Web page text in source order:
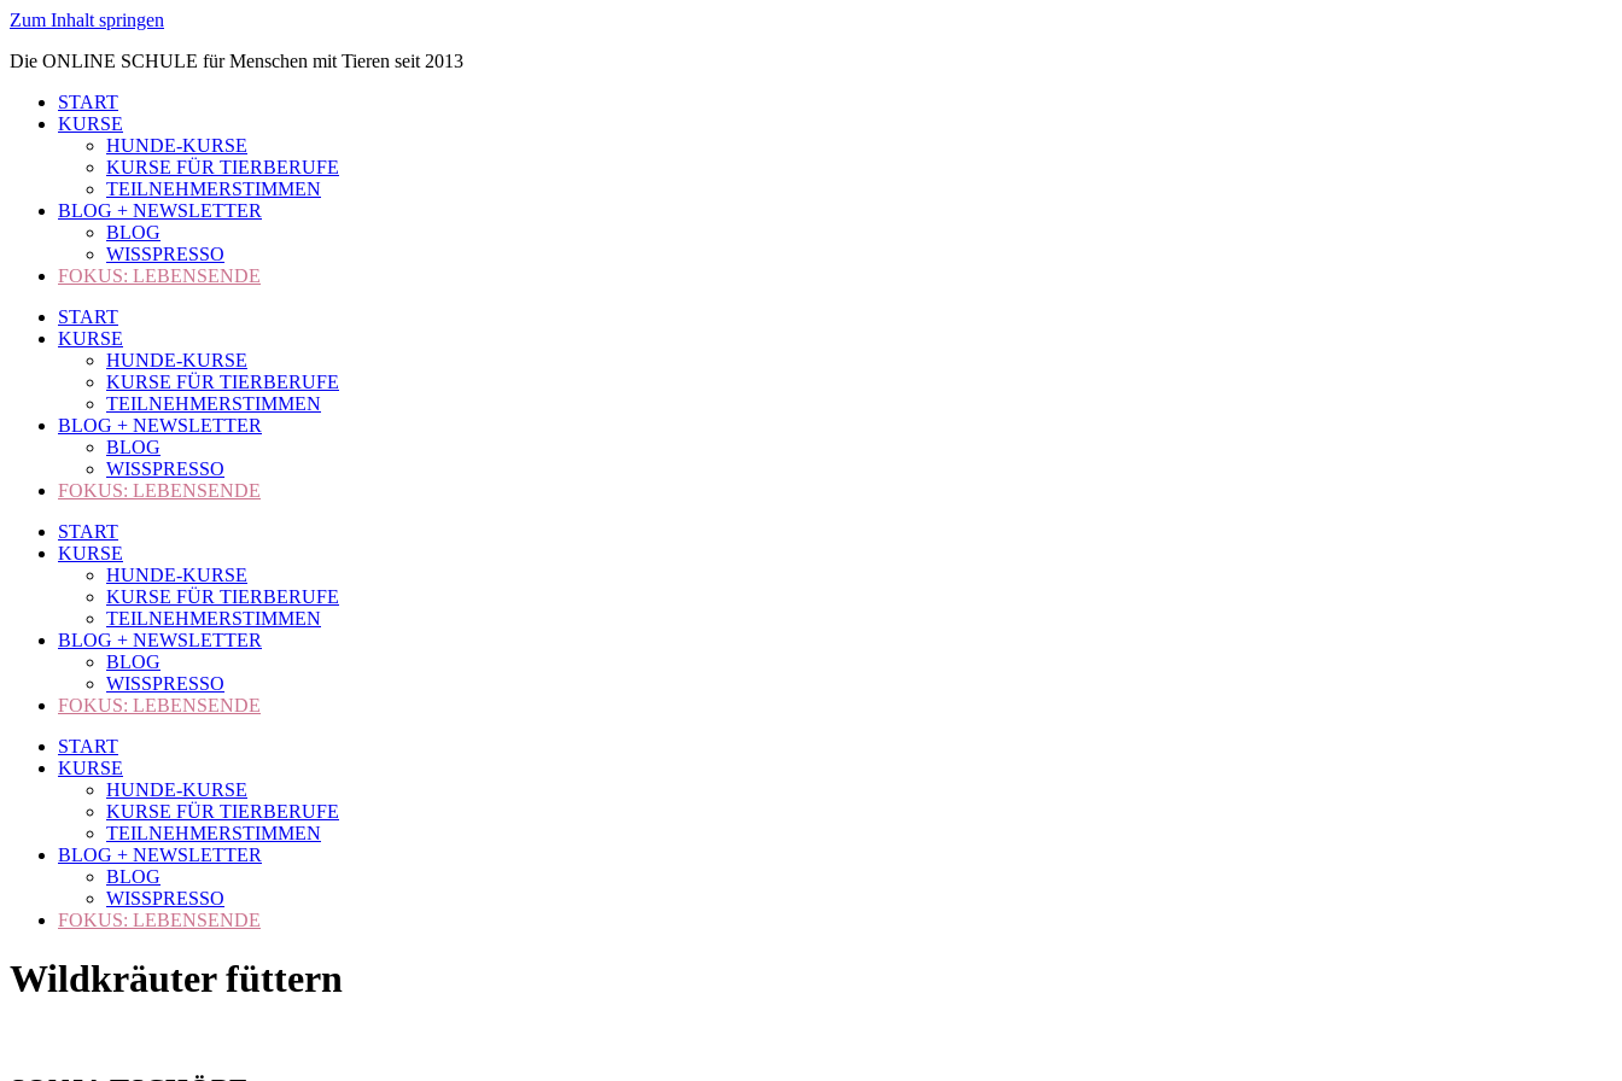
Zum Inhalt springen
Die ONLINE SCHULE für Menschen mit Tieren seit 2013
START
KURSE
HUNDE-KURSE
KURSE FÜR TIERBERUFE
TEILNEHMERSTIMMEN
BLOG + NEWSLETTER
BLOG
WISSPRESSO
FOKUS: LEBENSENDE
START
KURSE
HUNDE-KURSE
KURSE FÜR TIERBERUFE
TEILNEHMERSTIMMEN
BLOG + NEWSLETTER
BLOG
WISSPRESSO
FOKUS: LEBENSENDE
START
KURSE
HUNDE-KURSE
KURSE FÜR TIERBERUFE
TEILNEHMERSTIMMEN
BLOG + NEWSLETTER
BLOG
WISSPRESSO
FOKUS: LEBENSENDE
START
KURSE
HUNDE-KURSE
KURSE FÜR TIERBERUFE
TEILNEHMERSTIMMEN
BLOG + NEWSLETTER
BLOG
WISSPRESSO
FOKUS: LEBENSENDE
Wildkräuter füttern